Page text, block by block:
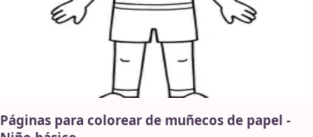
Páginas para colorear de muñecos de papel -